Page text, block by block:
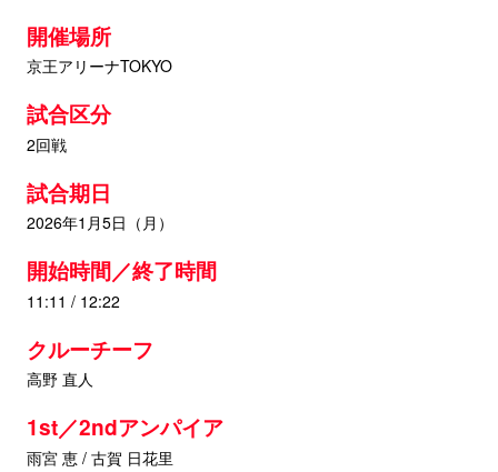
開催場所
京王アリーナTOKYO
試合区分
2回戦
試合期日
2026年1月5日（月）
開始時間／終了時間
11:11 / 12:22
クルーチーフ
高野 直人
1st／2ndアンパイア
雨宮 恵 / 古賀 日花里